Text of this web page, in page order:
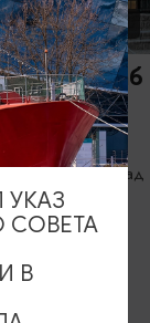
ФАСТФУД
Тэйсти
Green
24/7
Калининград
УКАЗ
СОВЕТА
В